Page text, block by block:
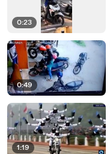
0:23
0:49
1:19